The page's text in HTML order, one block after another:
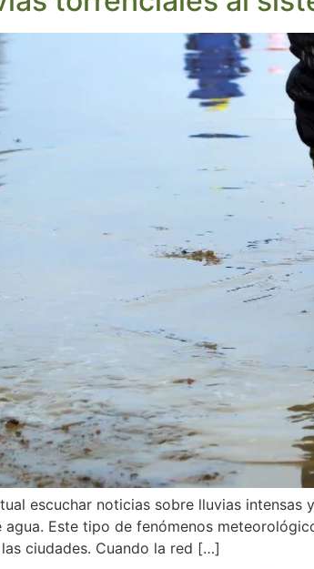
escuchar noticias sobre lluvias
Este tipo de fenómenos
ciudades. Cuando la red […]